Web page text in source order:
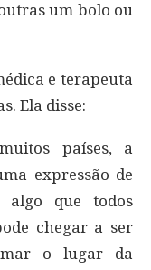
um bolo ou
e terapeuta
Ela disse:
países, a
expressão de
algo que todos
chegar a ser
o lugar da